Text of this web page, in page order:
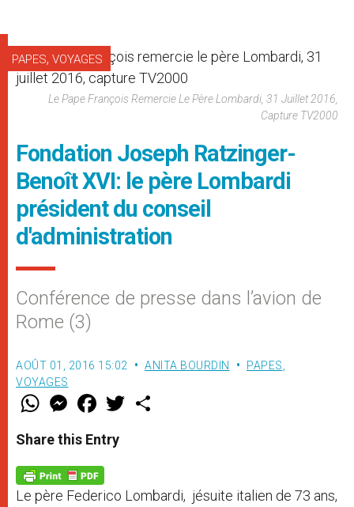
PAPES, VOYAGES
Le Pape François Remercie Le Père Lombardi, 31 Juillet 2016,
Capture TV2000
Fondation Joseph Ratzinger-
Benoît XVI: le père Lombardi
président du conseil
d'administration
Conférence de presse dans l’avion de
Rome (3)
AOÛT 01, 2016 15:02 ANITA BOURDIN PAPES
VOYAGES
W
t
s
p
p
M
e
s
e
g
e
r
F
a
e
b
o
k
w
Share this Entry
Le père Federico Lombardi, jésuite italien de 73 ans,